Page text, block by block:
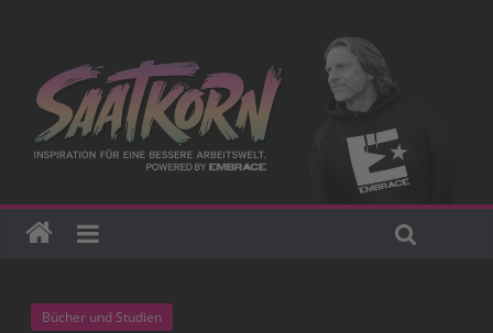
Bücher und Studien